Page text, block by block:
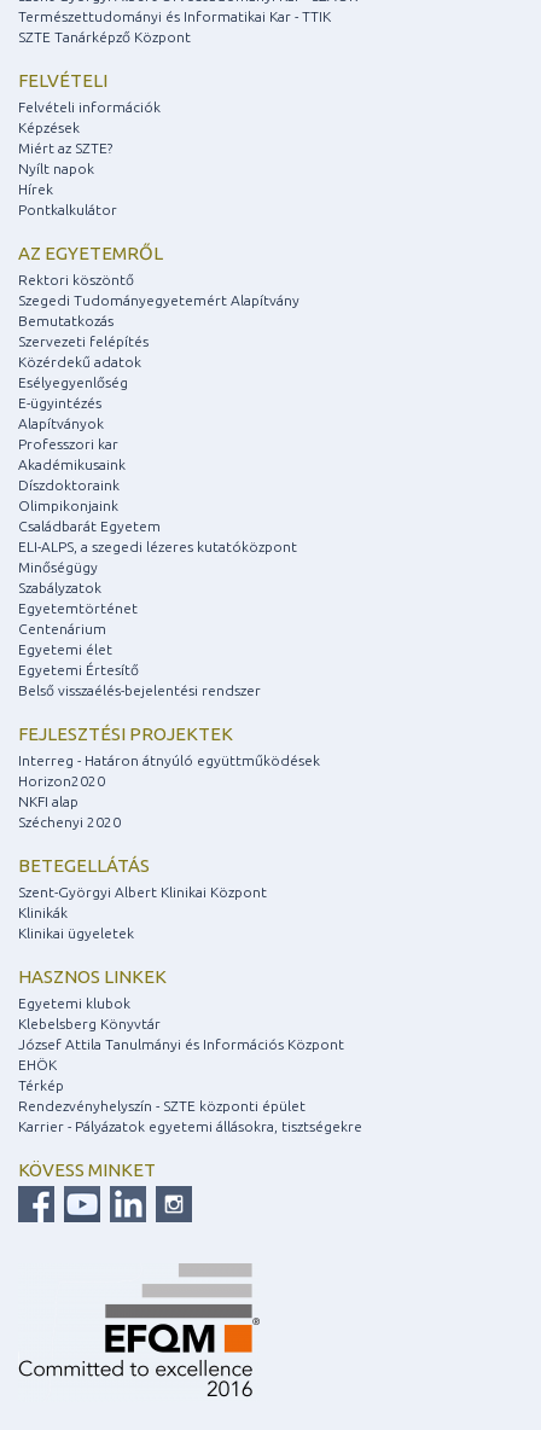
Természettudományi és Informatikai Kar - TTIK
SZTE Tanárképző Központ
FELVÉTELI
Felvételi információk
Képzések
Miért az SZTE?
Nyílt napok
Hírek
Pontkalkulátor
AZ EGYETEMRŐL
Rektori köszöntő
Szegedi Tudományegyetemért Alapítvány
Bemutatkozás
Szervezeti felépítés
Közérdekű adatok
Esélyegyenlőség
E-ügyintézés
Alapítványok
Professzori kar
Akadémikusaink
Díszdoktoraink
Olimpikonjaink
Családbarát Egyetem
ELI-ALPS, a szegedi lézeres kutatóközpont
Minőségügy
Szabályzatok
Egyetemtörténet
Centenárium
Egyetemi élet
Egyetemi Értesítő
Belső visszaélés-bejelentési rendszer
FEJLESZTÉSI PROJEKTEK
Interreg - Határon átnyúló együttműködések
Horizon2020
NKFI alap
Széchenyi 2020
BETEGELLÁTÁS
Szent-Györgyi Albert Klinikai Központ
Klinikák
Klinikai ügyeletek
HASZNOS LINKEK
Egyetemi klubok
Klebelsberg Könyvtár
József Attila Tanulmányi és Információs Központ
EHÖK
Térkép
Rendezvényhelyszín - SZTE központi épület
Karrier - Pályázatok egyetemi állásokra, tisztségekre
KÖVESS MINKET